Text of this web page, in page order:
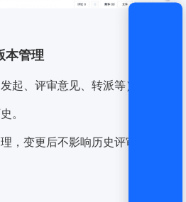
本管理
发起、评审意见、转派等），支
。
，变更后不影响历史评审单，